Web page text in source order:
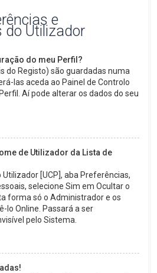
e
do Utilizador
do meu Perfil?
do Registo) são guardadas numa
las aceda ao Painel de Controlo
Aí pode alterar os dados do seu
de Utilizador da Lista de
Utilizador [UCP], aba Preferências,
selecione Sim em Ocultar o
forma só o Administrador e os
lo Online. Passará a ser
pelo Sistema.